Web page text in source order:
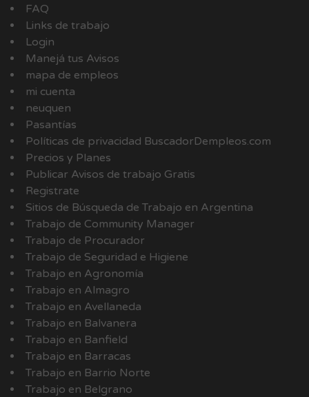
FAQ
Links de trabajo
Login
Manejá tus Avisos
mapa de empleos
mi cuenta
neuquen
Pasantías
Políticas de privacidad BuscadorDempleos.com
Precios y Planes
Publicar Avisos de trabajo Gratis
Registrate
Sitios de Búsqueda de Trabajo en Argentina
Trabajo de Community Manager
Trabajo de Procurador
Trabajo de Seguridad e Higiene
Trabajo en Agronomía
Trabajo en Almagro
Trabajo en Avellaneda
Trabajo en Balvanera
Trabajo en Banfield
Trabajo en Barracas
Trabajo en Barrio Norte
Trabajo en Belgrano